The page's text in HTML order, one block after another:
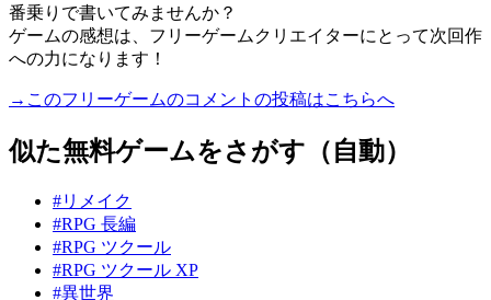
番乗りで書いてみませんか？
ゲームの感想は、フリーゲームクリエイターにとって次回作
への力になります！
→このフリーゲームのコメントの投稿はこちらへ
似た無料ゲームをさがす（自動）
#リメイク
#RPG 長編
#RPG ツクール
#RPG ツクール XP
#異世界